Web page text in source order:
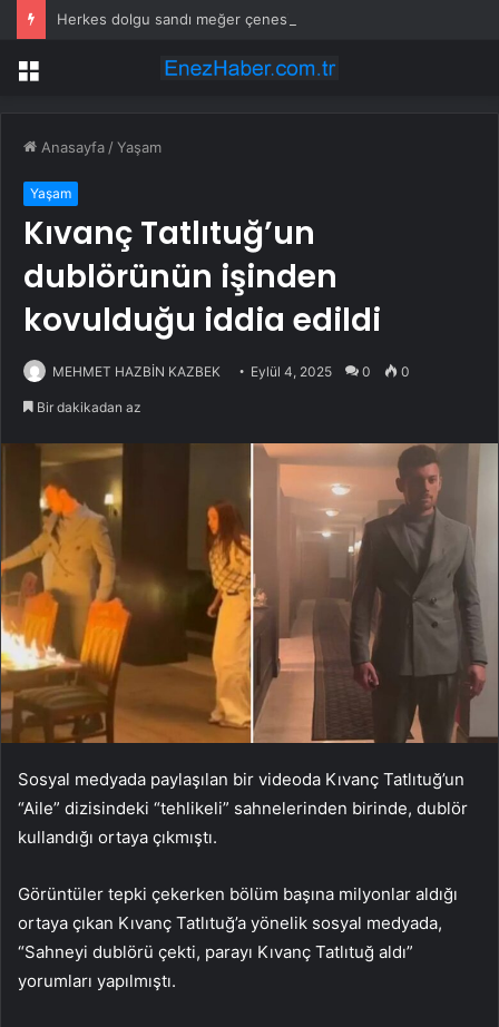
Herkes dolgu sandı meğer çenesini böcek ısırmış
Menü
Anasayfa /Yaşam
Yaşam
Kıvanç Tatlıtuğ’un
dublörünün işinden
kovulduğu iddia edildi
MEHMET HAZBİN KAZBEK Eylül 4, 2025 0 0
Bir dakikadan az
Sosyal medyada paylaşılan bir videoda Kıvanç Tatlıtuğ’un
“Aile” dizisindeki “tehlikeli” sahnelerinden birinde, dublör
kullandığı ortaya çıkmıştı.
Görüntüler tepki çekerken bölüm başına milyonlar aldığı
ortaya çıkan Kıvanç Tatlıtuğ’a yönelik sosyal medyada,
“Sahneyi dublörü çekti, parayı Kıvanç Tatlıtuğ aldı”
yorumları yapılmıştı.